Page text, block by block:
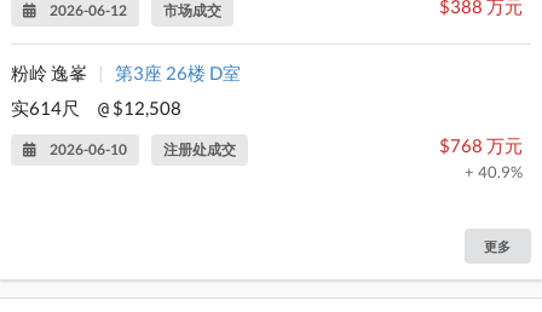
2026-06-12 市场成交 $388 万元
粉岭 逸峯 |
第3座 26楼 D室
实614尺
@ $12,508
2026-06-10 注册处成交 $768 万元
+ 40.9%
更多